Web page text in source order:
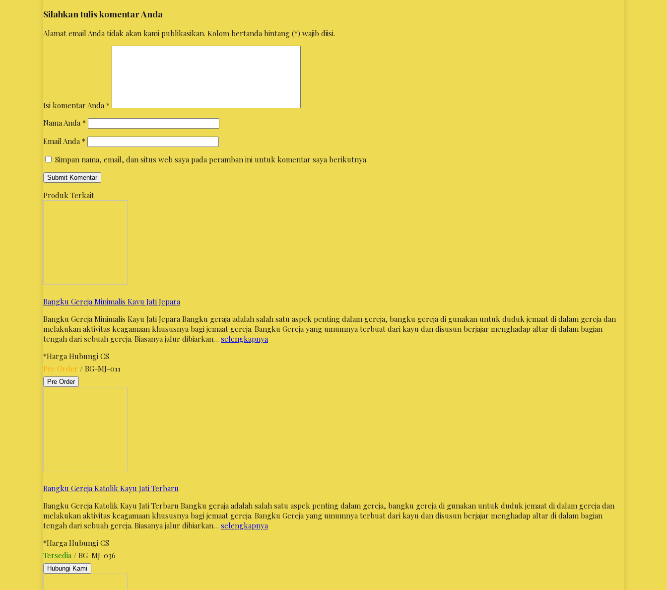
Silahkan tulis komentar Anda
Alamat email Anda tidak akan kami publikasikan. Kolom bertanda bintang (*) wajib diisi.
Isi komentar Anda *
Nama Anda *
Email Anda *
Simpan nama, email, dan situs web saya pada peramban ini untuk komentar saya berikutnya.
Produk Terkait
Bangku Gereja Minimalis Kayu Jati Jepara
Bangku Gereja Minimalis Kayu Jati Jepara Bangku geraja adalah salah satu aspek penting dalam gereja, bangku gereja di gunakan untuk duduk jemaat di dalam gereja dan
melakukan aktivitas keagamaan khususnya bagi jemaat gereja. Bangku Gereja yang umumnya terbuat dari kayu dan disusun berjajar menghadap altar di dalam bagian
tengah dari sebuah gereja. Biasanya jalur dibiarkan… selengkapnya
*Harga Hubungi CS
Pre Order / BG-MJ-011
Pre Order
Bangku Gereja Katolik Kayu Jati Terbaru
Bangku Gereja Katolik Kayu Jati Terbaru Bangku geraja adalah salah satu aspek penting dalam gereja, bangku gereja di gunakan untuk duduk jemaat di dalam gereja dan
melakukan aktivitas keagamaan khususnya bagi jemaat gereja. Bangku Gereja yang umumnya terbuat dari kayu dan disusun berjajar menghadap altar di dalam bagian
tengah dari sebuah gereja. Biasanya jalur dibiarkan… selengkapnya
*Harga Hubungi CS
Tersedia / BG-MJ-036
Hubungi Kami